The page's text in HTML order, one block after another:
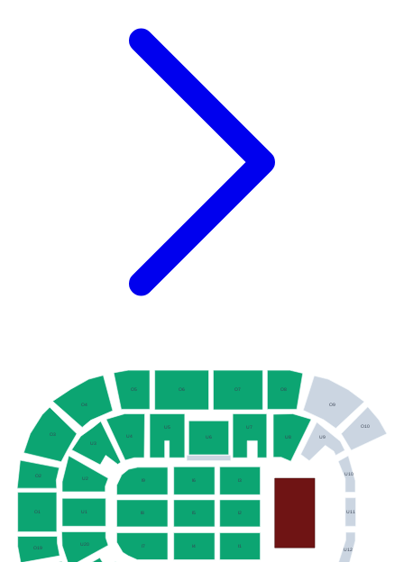
O19
O10
O9
O8
O7
O6
O5
O4
O3
O2
O1
U20
U12
U11
U10
U9
U8
U7
U6
U5
U4
U3
U2
U1
I1
I2
I3
I4
I5
I6
I7
I8
I9